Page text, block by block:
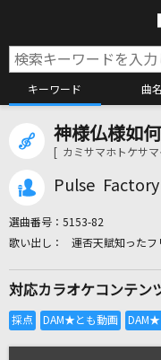
キーワード 曲名
神様仏様如
[ カミサマホトケサマ
Pulse Factory
選曲番号： 5153-82
運否天賦知った
対応カラオケコンテン